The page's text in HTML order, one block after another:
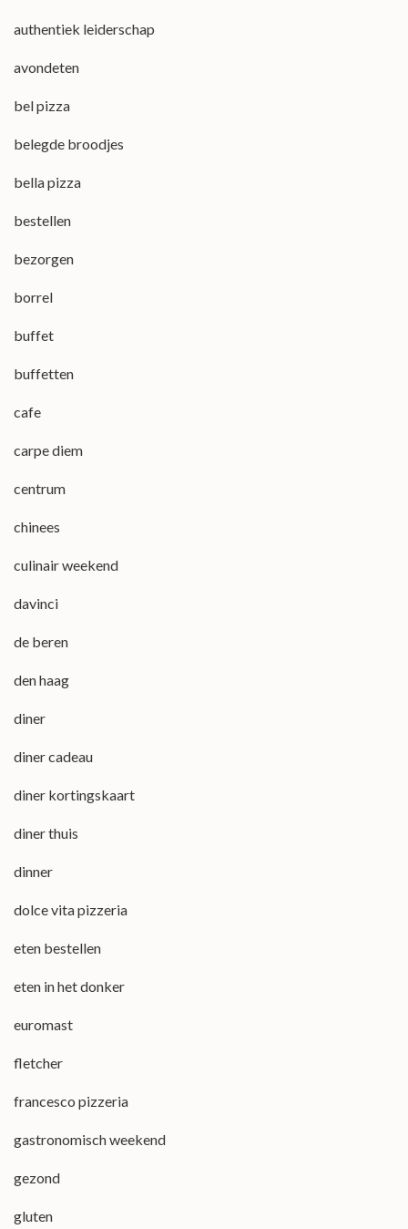
authentiek leiderschap
avondeten
bel pizza
belegde broodjes
bella pizza
bestellen
bezorgen
borrel
buffet
buffetten
cafe
carpe diem
centrum
chinees
culinair weekend
davinci
de beren
den haag
diner
diner cadeau
diner kortingskaart
diner thuis
dinner
dolce vita pizzeria
eten bestellen
eten in het donker
euromast
fletcher
francesco pizzeria
gastronomisch weekend
gezond
gluten